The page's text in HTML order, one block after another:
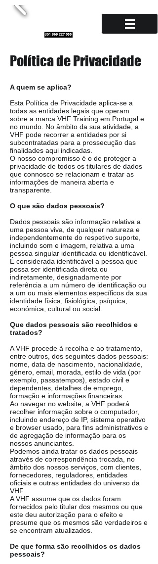
Política de Privacidade
A quem se aplica?
Esta Política de Privacidade aplica-se a
todas as entidades legais que operam
sobre a marca VHF Training em Portugal e
no mundo. No âmbito da sua atividade, a
VHF pode recorrer a entidades por si
subcontratadas para a prossecução das
finalidades aqui indicadas.
O nosso compromisso é o de proteger a
privacidade de todos os titulares de dados
que connosco se relacionam e tratar as
informações de maneira aberta e
transparente.
O que são dados pessoais?
Dados pessoais são informação relativa a
uma pessoa viva, de qualquer natureza e
independentemente do respetivo suporte,
incluindo som e imagem, relativa a uma
pessoa singular identificada ou identificável.
É considerada identificável a pessoa que
possa ser identificada direta ou
indiretamente, designadamente por
referência a um número de identificação ou
a um ou mais elementos específicos da sua
identidade física, fisiológica, psíquica,
económica, cultural ou social.
Que dados pessoais são recolhidos e
tratados?
A VHF procede à recolha e ao tratamento,
entre outros, dos seguintes dados pessoais:
nome, data de nascimento, nacionalidade,
género, email, morada, estilo de vida (por
exemplo, passatempos), estado civil e
dependentes, detalhes de emprego,
formação e informações financeiras.
Ao navegar no website, a VHF poderá
recolher informação sobre o computador,
incluindo endereço de IP, sistema operativo
e browser usado, para fins administrativos e
de agregação de informação para os
nossos anunciantes.
Podemos ainda tratar os dados pessoais
através de correspondência trocada, no
âmbito dos nossos serviços, com clientes,
fornecedores, reguladores, entidades
oficiais e outras entidades do universo da
VHF.
A VHF assume que os dados foram
fornecidos pelo titular dos mesmos ou que
este deu autorização para o efeito e
presume que os mesmos são verdadeiros e
se encontram atualizados.
De que forma são recolhidos os dados
pessoais?